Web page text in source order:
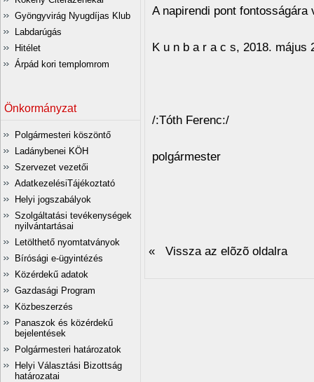
Gyöngyvirág Nyugdíjas Klub
Labdarúgás
Hitélet
Árpád kori templomrom
Önkormányzat
Polgármesteri köszöntő
Ladánybenei KÖH
Szervezet vezetői
AdatkezelésiTájékoztató
Helyi jogszabályok
Szolgáltatási tevékenységek
nyilvántartásai
Letölthető nyomtatványok
Bírósági e-ügyintézés
Közérdekű adatok
Gazdasági Program
Közbeszerzés
Panaszok és közérdekű
bejelentések
Polgármesteri határozatok
Helyi Választási Bizottság
határozatai
A napirendi pont
K u n b a r a c s, 2018. május
/:Tóth Ferenc:/
polgármester
« Vissza az elõzõ oldalra